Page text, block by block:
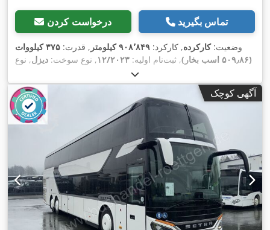
درخواست کردن تماس بگیرید
وضعیت:کارکرده, کارکرد: ۹۰۸٬۸۴۹ کیلومتر , قدرت:
۳۷۵ کیلووات
(۵۰۹٫۸۶ اسب بخار)
, ثبت‌نام اولیه: ۱۲/۲۰۲۳, نوع سوخت: دیزل, نوع
, کلاس انتشار:یورو ۶
سال ساخت:۲۰۲۳, تجهیزات:اِی‌بی‌اِس‎, برنامه پایداری الکترونیکی
(ESP), تهویه مطبوع, سیستم ایموبیلایزر, فرمان هیدرولیک, قفل
مرکزی, چراغ مه شکن, کروز کنترل, کنترل کشش,
آگهی کوچک